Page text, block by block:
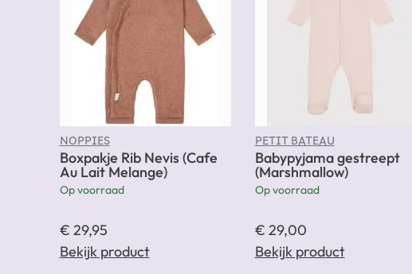
NOPPIES
Boxpakje Rib Nevis (Cafe
Au Lait Melange)
Op voorraad
€ 29,95
Bekijk product
PETIT BATEAU
Babypyjama gestreept
(Marshmallow)
Op voorraad
€ 29,00
Bekijk product